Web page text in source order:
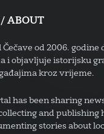
/ ABOUT
od 2006. godine
i objavljuje istorijsku
kroz vrijeme.
has been sharing
and publishing
stories about